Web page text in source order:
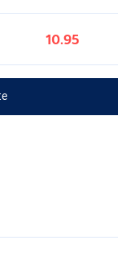
10.95